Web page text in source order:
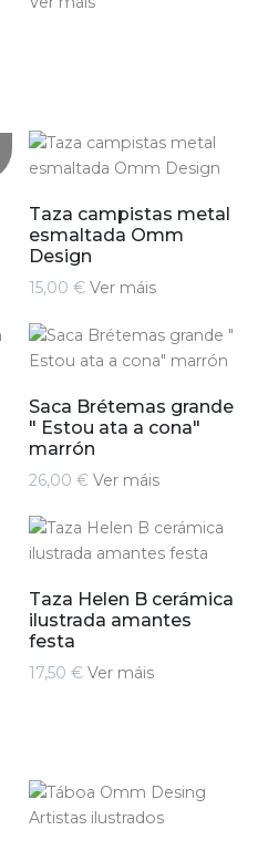
Taza campistas metal
esmaltada Omm
Design
15,00 € Ver máis
Saca Brétemas grande
" Estou ata a cona"
marrón
26,00 € Ver máis
Taza Helen B cerámica
ilustrada amantes
festa
17,50 € Ver máis